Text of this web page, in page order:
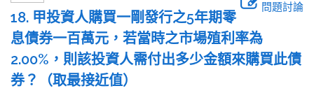
問題討論
18. 甲投資人購買一剛發行之5年期零
息債券一百萬元，若當時之市場殖利率為
2.00%，則該投資人需付出多少金額來購買此債
券？（取最接近值）